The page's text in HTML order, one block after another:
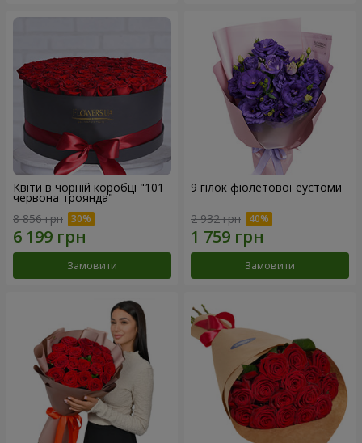
Квіти в чорній коробці "101
червона троянда"
8 856 грн
Замовити
9 гілок фіолетової еустоми
2 932 грн
Замовити